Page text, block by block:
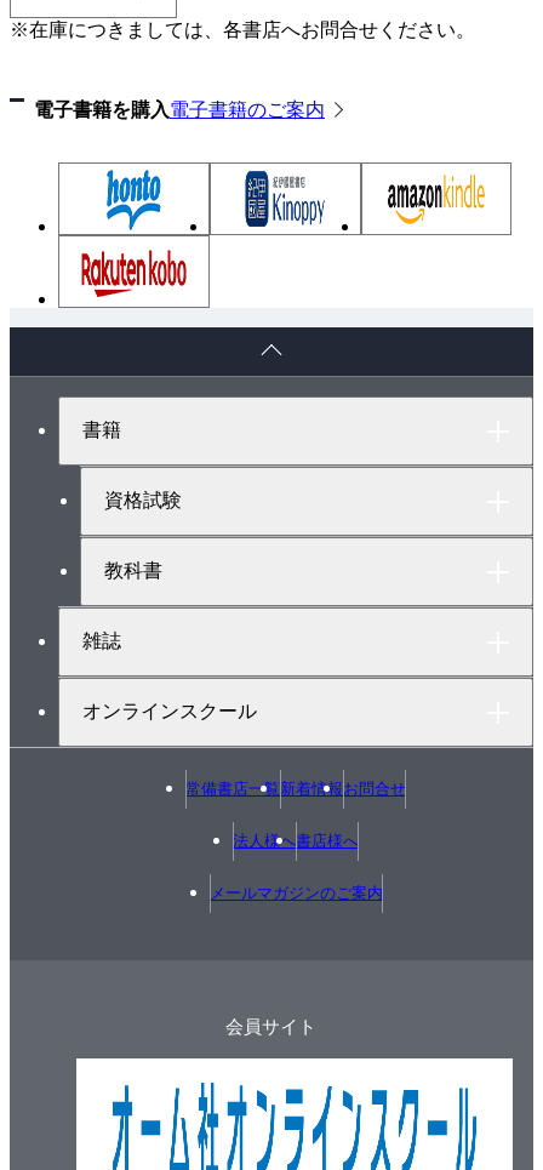
ういうものか
パッケージ形 空気調和機とはどういう機器か／送風運
図／暖房・加湿運転の動作／暖房・加湿運転動作図
6．空気調和設備の構成
空気調和機とはどういう機器か／空気調和設備の構成
冷却器・空気加熱器／空気調和機内蔵の空気ろ過器・
冷熱源をつくり出す装置を冷凍機という／冷媒の蒸
で冷却する圧縮式冷凍機／吸収冷凍サイクルで冷却す
ボイラーは空調設備の暖房の温熱源となる／ボイラー
関する用語／ボイラーの燃料と燃焼／ボイラーの水処
理／ボイラーの異常現象と事故
9．ボイラーの制御回路
ラーの停止動作順序／ボイラーの停止動作図
10．熱搬送設備は熱媒体を搬送する
熱搬送設備はどのような機器で構成されているか／空
※在庫につきましては、各書店へお問合せください。
電子書籍を購入電子書籍のご案内
書籍
資格試験
教科書
雑誌
オンラインスクール
常備書店一覧新着情報お問合せ
法人様へ書店様へ
メールマガジンのご案内
会員サイト